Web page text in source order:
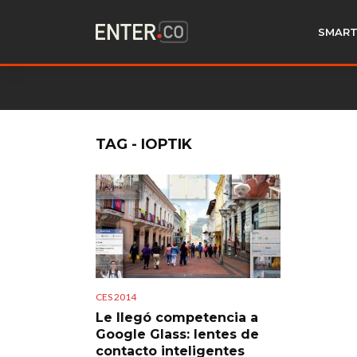
TAG - IOPTIK
CES 2014
Le llegó competencia a
Google Glass: lentes de
contacto inteligentes